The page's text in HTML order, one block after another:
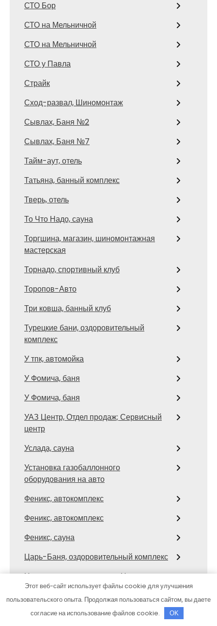
СТО Бор
СТО на Мельничной
СТО на Мельничной
СТО у Павла
Страйк
Сход-развал, Шиномонтаж
Сывлах, Баня №2
Сывлах, Баня №7
Тайм-аут, отель
Татьяна, банный комплекс
Тверь, отель
То Что Надо, сауна
Торгшина, магазин, шиномонтажная
мастерская
Торнадо, спортивный клуб
Торопов-Авто
Три ковша, банный клуб
Турецкие бани, оздоровительный
комплекс
У тпк, автомойка
У Фомича, баня
У Фомича, баня
УАЗ Центр, Отдел продаж; Сервисный
центр
Услада, сауна
Установка газобаллонного
оборудования на авто
Феникс, автокомплекс
Феникс, автокомплекс
Феникс, сауна
Царь-Баня, оздоровительный комплекс
Центр автомоечных услуг, Центр
автомоечных услуг
автомоечных услуг
Этот веб-сайт использует файлы cookie для улучшения
пользовательского опыта. Продолжая пользоваться сайтом, вы даете
согласие на использование файлов cookie.
OK